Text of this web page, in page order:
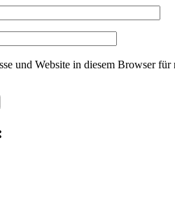
und Website in diesem Browser für